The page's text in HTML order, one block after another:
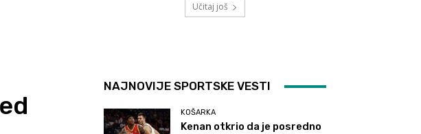
Učitaj još